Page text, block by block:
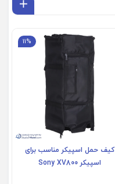
11%
کیف حمل اسپیکر مناسب برای
اسپیکر Sony XV800